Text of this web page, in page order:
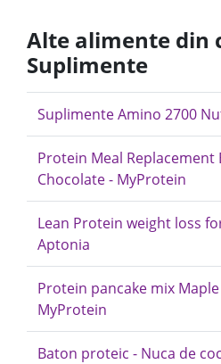
Alte alimente din
Suplimente
Suplimente Amino 2700
Protein Meal Replacement
Chocolate - MyProtein
Lean Protein weight loss
Aptonia
Protein pancake mix
MyProtein
Baton proteic - Nuca de